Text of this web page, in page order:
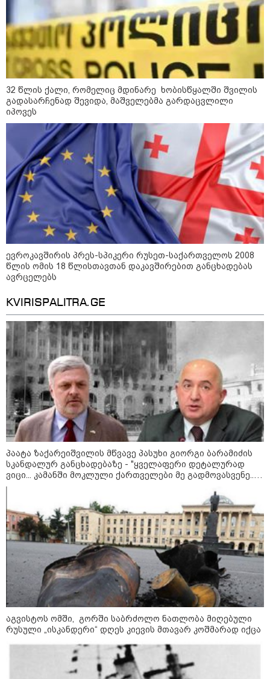
კატეგორიის ყველა სიახლე
„რიკოთის მსგავსი რთული
საინჟინრო ობიექტების მოვლა-
პატრონობა განსაკუთრებულ
პასუხისმგებლობას მოითხოვს“-
რატომ გახდა საჭირო გზების
მოვლა-პატრონობისთვის
სახელმწიფო კომპანიის შექმნა
„რუსთაველზე მდებარე
სასტუმროები 40-50%-იან
გაუქმებებს იღებენ, საკმაოდ დიდი
ზარალისკენ წავალთ - მეგონა,
ვიღაც მოიფიქრებდა და ბიზნესს
შეხვდებოდა“
„ფასები 2-3 წელში გაორმაგდება“
სამართალი
11:40 / 07-08-2026
"დაკავებულია 3 პირი, რომლებიც
სისტემატურად ამზადებდნენ ცნობილი
ბრენდების ფალსიფიცირებულ ვისკისა და
სხვა ალკოჰოლურ სასმელებს" -
საგამოძიებო სამსახური
32 წლის ქალი, რომელიც მდინარე ხობისწყალში შვილის
გადასარჩენად შევიდა, მაშველებმა გარდაცვლილი
იპოვეს
ევროკავშირის პრეს-სპიკერი რუსეთ-საქართველოს 2008
წლის ომის 18 წლისთავთან დაკავშირებით განცხადებას
ავრცელებს
KVIRISPALITRA.GE
პაატა ზაქარეიშვილის მწვავე პასუხი გიორგი ბარამიძის
სკანდალურ განცხადებაზე - "ყველაფერი დეტალურად
ვიცი... კამანში მოკლული ქართველები მე გადმოვასვენე...
ბარამიძე კი ტყუის"
აგვისტოს ომში, გორში საბრძოლო ნათლობა მიღებული
რუსული „ისკანდერი“ დღეს კიევის მთავარ კოშმარად იქცა